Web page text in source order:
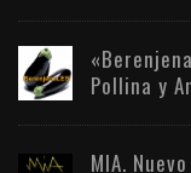
Pollina y
MIA.